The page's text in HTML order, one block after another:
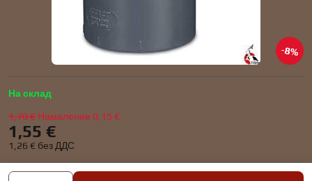
8%
На склад
1,70 € Намаление 0,15 €
1,55 €
1,26 € без ДДС